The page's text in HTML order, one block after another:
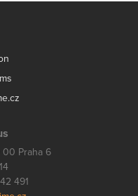
00 Praha 6
491